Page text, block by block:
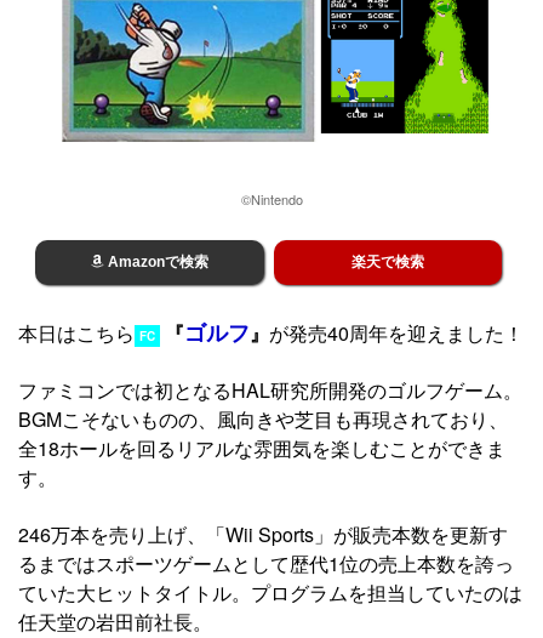
©Nintendo
Amazonで検索 楽天で検索
本日はこちら FC 『ゴルフ』 が発売40周年を迎えました！
ファミコンでは初となるHAL研究所開発のゴルフゲーム。
BGMこそないものの、風向きや芝目も再現されており、
全18ホールを回るリアルな雰囲気を楽しむことができま
す。
246万本を売り上げ、「Wii Sports」が販売本数を更新す
るまではスポーツゲームとして歴代1位の売上本数を誇っ
ていた大ヒットタイトル。プログラムを担当していたのは
任天堂の岩田前社長。